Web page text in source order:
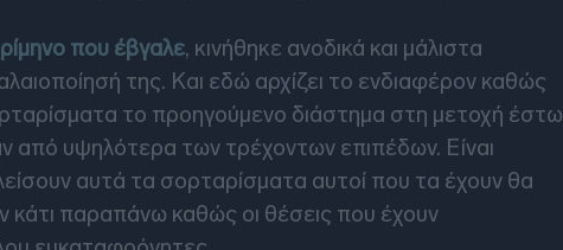
που έβγαλε, κινήθηκε ανοδικά και μάλιστα
της. Και εδώ αρχίζει το ενδιαφέρον καθώς
το προηγούμενο διάστημα στη μετοχή έστω
από υψηλότερα των τρέχοντων επιπέδων. Είναι
αυτά τα σορταρίσματα αυτοί που τα έχουν θα
κάτι παραπάνω καθώς οι θέσεις που έχουν